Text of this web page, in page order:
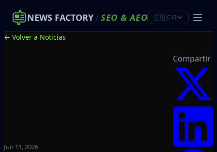
NEWS FACTORY/ SEO &AEO 🇨🇴CO
← Volver a Noticias
Jun 11, 2026
Compartir